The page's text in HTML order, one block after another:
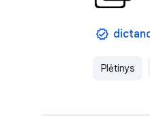
Plėtinys